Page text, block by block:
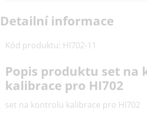
Detailní informace
Kód produktu: HI702-11
Popis produktu set na
kalibrace pro HI702
set na kontrolu kalibrace pro HI702